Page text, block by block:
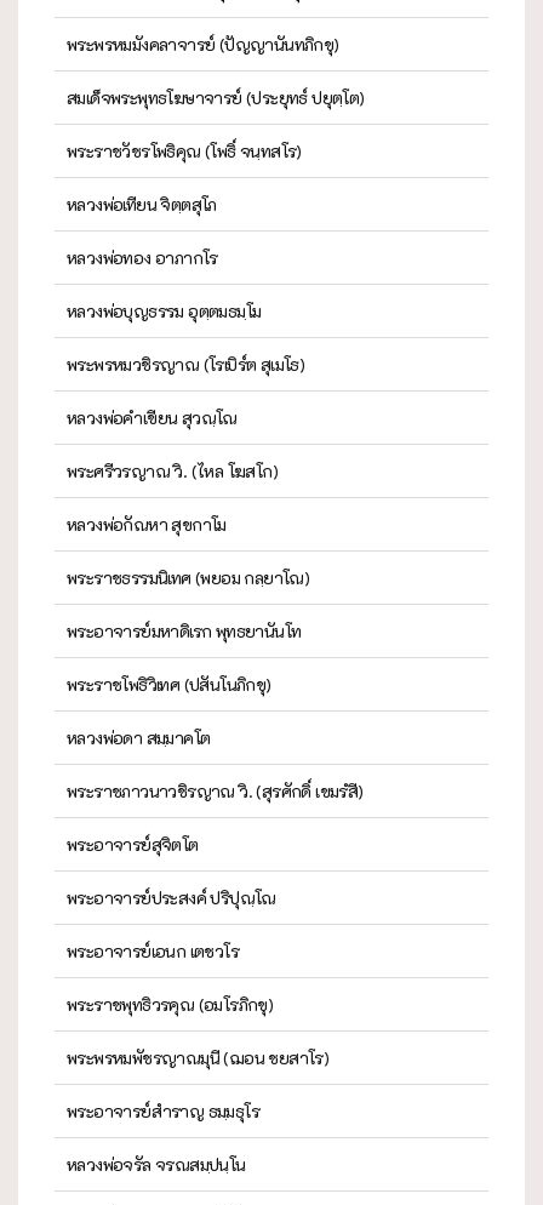
พระพรหมมังคลาจารย์ (ปัญญานันทภิกขุ)
สมเด็จพระพุทธโฆษาจารย์ (ประยุทธ์ ปยุตฺโต)
พระราชวัชรโพธิคุณ (โพธิ์ จนฺทสโร)
หลวงพ่อเทียน จิตฺตสุโภ
หลวงพ่อทอง อาภากโร
หลวงพ่อบุญธรรม อุตฺตมธมฺโม
พระพรหมวชิรญาณ (โรเบิร์ต สุเมโธ)
หลวงพ่อคำเขียน สุวณฺโณ
พระศรีวรญาณ วิ. (ไหล โฆสโก)
หลวงพ่อกัณหา สุขกาโม
พระราชธรรมนิเทศ (พยอม กลฺยาโณ)
พระอาจารย์มหาดิเรก พุทธยานันโท
พระราชโพธิวิเทศ (ปสันโนภิกขุ)
หลวงพ่อดา สมฺมาคโต
พระราชภาวนาวชิรญาณ วิ. (สุรศักดิ์ เขมรํสี)
พระอาจารย์สุจิตโต
พระอาจารย์ประสงค์ ปริปุณฺโณ
พระอาจารย์เอนก เตชวโร
พระราชพุทธิวรคุณ (อมโรภิกขุ)
พระพรหมพัชรญาณมุนี (ฌอน ชยสาโร)
พระอาจารย์สำราญ ธมฺมธุโร
หลวงพ่อจรัล จรณสมฺปนฺโน